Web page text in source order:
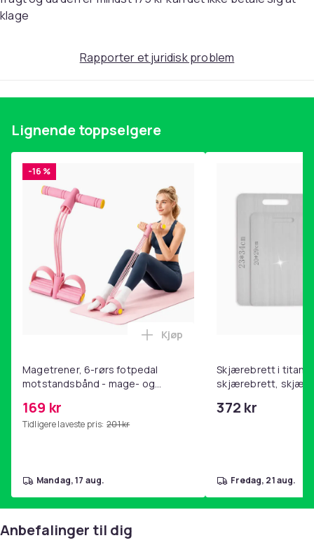
stranden. Materiale: PC Vægt: ca 28g Måle: Bredde:
150 mm Højde: 60 mm Næse: 20 mm Linsebredde: 70
klage
Rapporter et juridisk problem
Lignende toppselgere
-16 %
Magetrener, 6-rørs fotpedal
motstandsbånd - mage- og
hjemmegymnastikk Pink
169 kr
Tidligere laveste pris: 201 kr
Legg Magetrener, 6-rørs
Kjøp
mandag, 17 aug.
Skjærebrett i titan,
skjærebrett,
372 kr
fredag, 21 aug.
Anbefalinger til dig